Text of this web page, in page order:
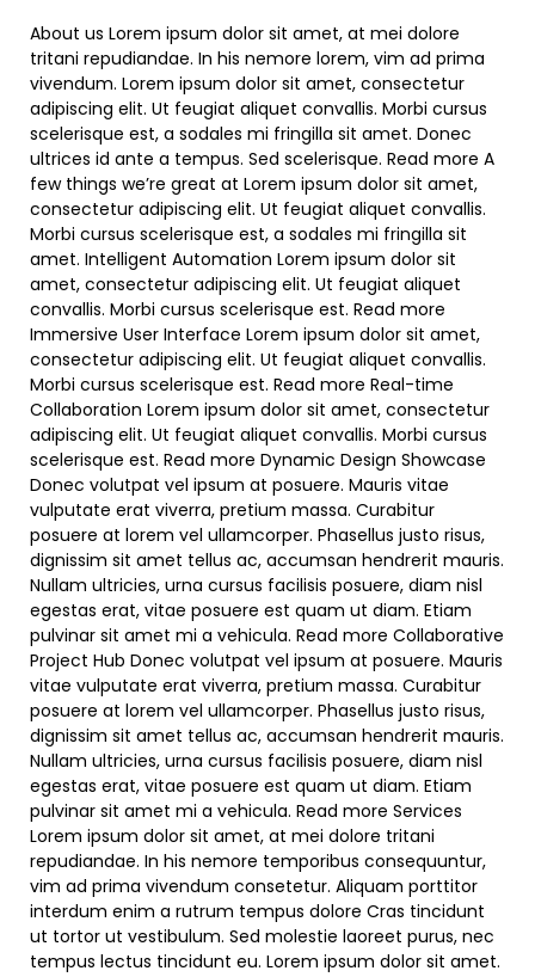
About us Lorem ipsum dolor sit amet, at mei dolore
tritani repudiandae. In his nemore lorem, vim ad prima
vivendum. Lorem ipsum dolor sit amet, consectetur
adipiscing elit. Ut feugiat aliquet convallis. Morbi cursus
scelerisque est, a sodales mi fringilla sit amet. Donec
ultrices id ante a tempus. Sed scelerisque. Read more A
few things we’re great at Lorem ipsum dolor sit amet,
consectetur adipiscing elit. Ut feugiat aliquet convallis.
Morbi cursus scelerisque est, a sodales mi fringilla sit
amet. Intelligent Automation Lorem ipsum dolor sit
amet, consectetur adipiscing elit. Ut feugiat aliquet
convallis. Morbi cursus scelerisque est. Read more
Immersive User Interface Lorem ipsum dolor sit amet,
consectetur adipiscing elit. Ut feugiat aliquet convallis.
Morbi cursus scelerisque est. Read more Real-time
Collaboration Lorem ipsum dolor sit amet, consectetur
adipiscing elit. Ut feugiat aliquet convallis. Morbi cursus
scelerisque est. Read more Dynamic Design Showcase
Donec volutpat vel ipsum at posuere. Mauris vitae
vulputate erat viverra, pretium massa. Curabitur
posuere at lorem vel ullamcorper. Phasellus justo risus,
dignissim sit amet tellus ac, accumsan hendrerit mauris.
Nullam ultricies, urna cursus facilisis posuere, diam nisl
egestas erat, vitae posuere est quam ut diam. Etiam
pulvinar sit amet mi a vehicula. Read more Collaborative
Project Hub Donec volutpat vel ipsum at posuere. Mauris
vitae vulputate erat viverra, pretium massa. Curabitur
posuere at lorem vel ullamcorper. Phasellus justo risus,
dignissim sit amet tellus ac, accumsan hendrerit mauris.
Nullam ultricies, urna cursus facilisis posuere, diam nisl
egestas erat, vitae posuere est quam ut diam. Etiam
pulvinar sit amet mi a vehicula. Read more Services
Lorem ipsum dolor sit amet, at mei dolore tritani
repudiandae. In his nemore temporibus consequuntur,
vim ad prima vivendum consetetur. Aliquam porttitor
interdum enim a rutrum tempus dolore Cras tincidunt
ut tortor ut vestibulum. Sed molestie laoreet purus, nec
tempus lectus tincidunt eu. Lorem ipsum dolor sit amet.